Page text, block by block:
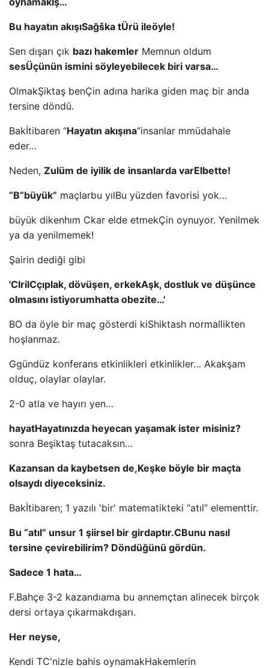
Bu hayatın akışıSağška tÜrü ileöyle!
Sen dışarı çık bazı hakemler Memnun oldum
sesÜçünün ismini söyleyebilecek biri varsa…
OlmakŞiktaş benÇin adına harika giden maç bir anda
tersine döndü.
Bakİtibaren “Hayatın akışına“insanlar mmüdahale
eder…
Neden, Zulüm de iyilik de insanlarda varElbette!
“B“büyük” maçlarbu yılBu yüzden favorisi yok…
büyük dikenhım Ckar elde etmekÇin oynuyor. Yenilmek
ya da yenilmemek!
Şairin dediği gibi
'CIrilCçıplak, dövüşen, erkekAşk, dostluk ve düşünce
olmasını istiyorumhatta obezite…'
BO da öyle bir maç gösterdi kiShiktash normallikten
hoşlanmaz.
Ggündüz konferans etkinlikleri etkinlikler… Akakşam
olduç, olaylar olaylar.
2-0 atla ve hayırı yen…
hayatHayatınızda heyecan yaşamak ister misiniz?
sonra Beşiktaş tutacaksın…
Kazansan da kaybetsen de,Keşke böyle bir maçta
olsaydı diyeceksiniz.
Bakİtibaren; 1 yazılı 'bir' matematikteki “atıl” elementtir.
Bu “atıl” unsur 1 şiirsel bir girdaptır.CBunu nasıl
tersine çevirebilirim? Döndüğünü gördün.
Sadece 1 hata…
F.Bahçe 3-2 kazandıama bu annemçtan alinecek birçok
dersi ortaya çıkarmakdışarı.
Her neyse,
Kendi TC'nizle bahis oynamakHakemlerin